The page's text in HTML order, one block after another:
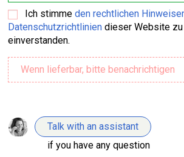
Ich stimmeden rechtlichen
Datenschutzrichtlinien dieser Website
einverstanden.
Talk with an assistant
if you have any question